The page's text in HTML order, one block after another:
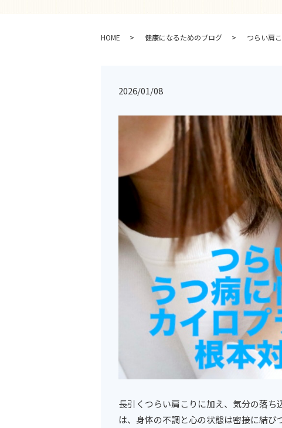
HOME 健康になるためのブログ つらい肩
2026/01/08
長引くつらい肩こりに加え、気分の落
は、身体の不調と心の状態は密接に結び